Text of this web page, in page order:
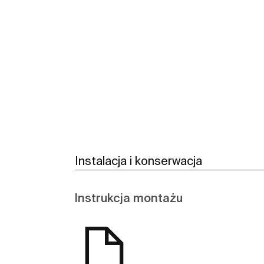
Instalacja i konserwacja
Instrukcja montażu